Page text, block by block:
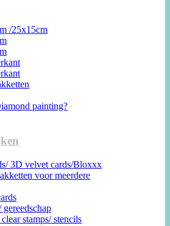
/25x15cm
painting?
3D velvet cards/Bloxxx
voor meerdere
gereedschap
stamps/ stencils